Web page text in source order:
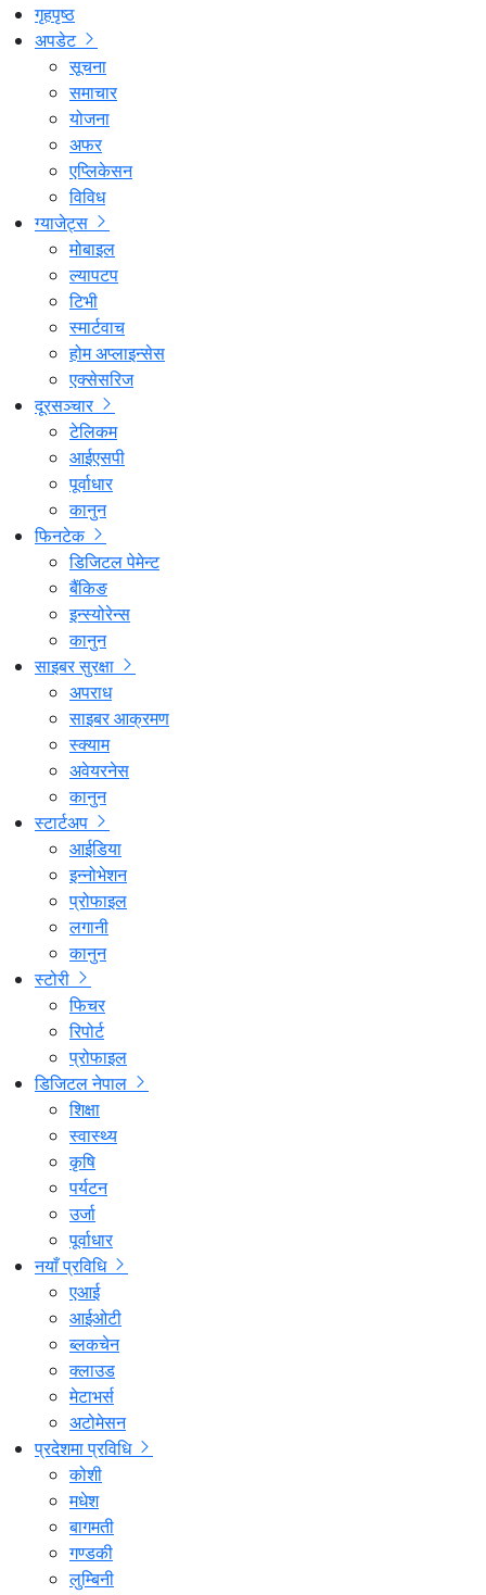
गृहपृष्ठ
अपडेट
सूचना
समाचार
योजना
अफर
एप्लिकेसन
विविध
ग्याजेट्स
मोबाइल
ल्यापटप
टिभी
स्मार्टवाच
होम अप्लाइन्सेस
एक्सेसरिज
दूरसञ्चार
टेलिकम
आईएसपी
पूर्वाधार
कानुन
फिनटेक
डिजिटल पेमेन्ट
बैंकिङ
इन्स्योरेन्स
कानुन
साइबर सुरक्षा
अपराध
साइबर आक्रमण
स्क्याम
अवेयरनेस
कानुन
स्टार्टअप
आईडिया
इन्नोभेशन
प्रोफाइल
लगानी
कानुन
स्टोरी
फिचर
रिपोर्ट
प्रोफाइल
डिजिटल नेपाल
शिक्षा
स्वास्थ्य
कृषि
पर्यटन
उर्जा
पूर्वाधार
नयाँ प्रविधि
एआई
आईओटी
ब्लकचेन
क्लाउड
मेटाभर्स
अटोमेसन
प्रदेशमा प्रविधि
कोशी
मधेश
बागमती
गण्डकी
लुम्बिनी